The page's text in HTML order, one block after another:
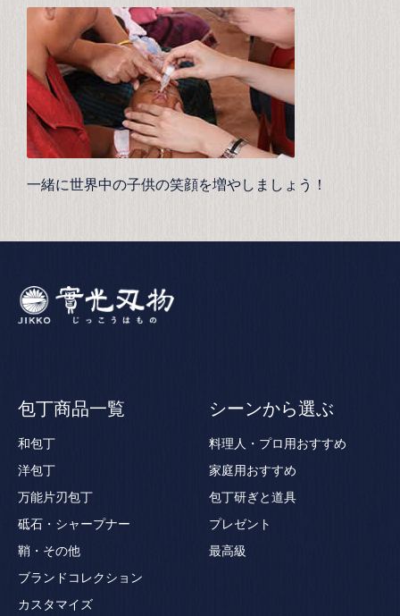
一緒に世界中の子供の笑顔を増やしましょう！
包丁商品一覧
和包丁
洋包丁
万能片刃包丁
砥石・シャープナー
鞘・その他
ブランドコレクション
カスタマイズ
シーンから選ぶ
料理人・プロ用おすすめ
家庭用おすすめ
包丁研ぎと道具
プレゼント
最高級